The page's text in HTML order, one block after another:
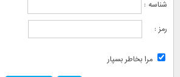
شناسه :
رمز :
مرا بخاطر بسپار